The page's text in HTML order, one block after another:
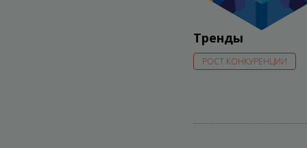
Тренды
РОСТ КОНКУРЕНЦИИ